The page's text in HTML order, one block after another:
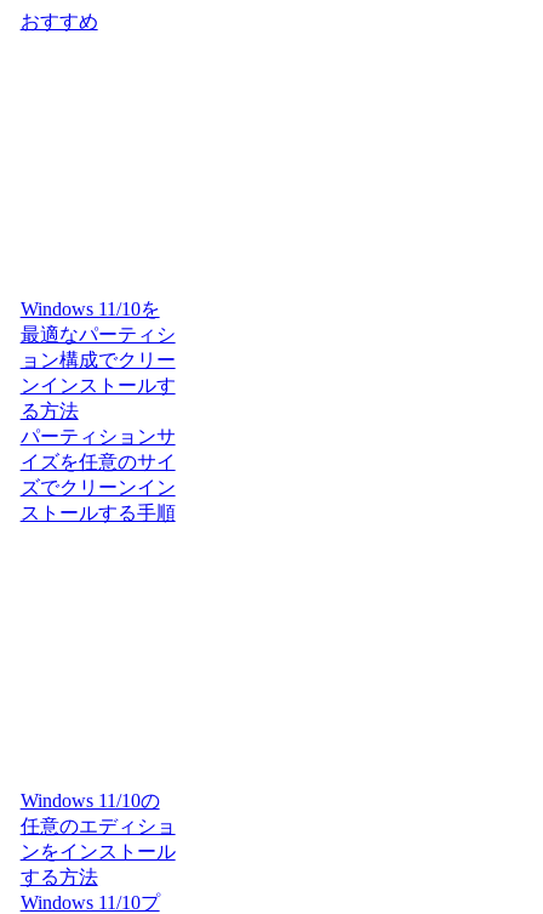
おすすめ
Windows 11/10を
最適なパーティシ
ョン構成でクリー
ンインストールす
る方法
パーティションサ
イズを任意のサイ
ズでクリーンイン
ストールする手順
Windows 11/10の
任意のエディショ
ンをインストール
する方法
Windows 11/10プ